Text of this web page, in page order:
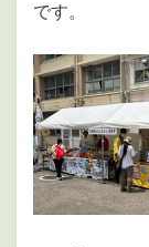
です。